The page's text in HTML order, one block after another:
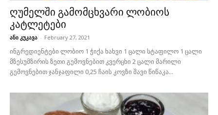
ღუმელში გამომცხვარი ლობიოს
კატლეტები
ანი კუკავა - February 27, 2021
ინგრედიენტები ლობიო 1 ჭიქა ხახვი 1 ცალი სტაფილო 1 ცალი
მზესუმზირის ზეთი გემოვნებით კვერცხი 2 ცალი მარილი
გემოვნებით ჯანჯაფილი 0,25 ჩაის კოვზი შავი წიწაკა...